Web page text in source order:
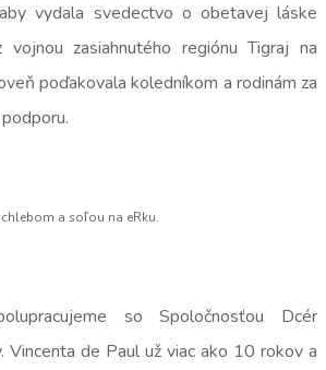
vydala svedectvo o obetavej láske
zasiahnutého regiónu Tigraj na
poďakovala koledníkom a rodinám za
a soľou na eRku.
so Spoločnosťou Dcér
Vincenta de Paul už viac ako 10 rokov a